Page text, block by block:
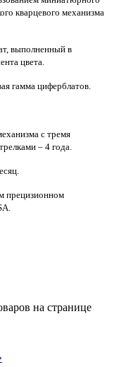
кварцевого механизма
выполненный в
цвета.
гамма циферблатов.
с тремя
– 4 года.
прецизионном
на странице